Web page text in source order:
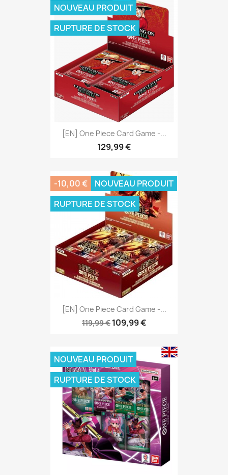
[EN] One Piece Card Game -...
129,99 €
NOUVEAU PRODUIT
RUPTURE DE STOCK
[EN] One Piece Card Game -...
119,99 € 109,99 €
-10,00 €
NOUVEAU PRODUIT
RUPTURE DE STOCK
NOUVEAU PRODUIT
RUPTURE DE STOCK